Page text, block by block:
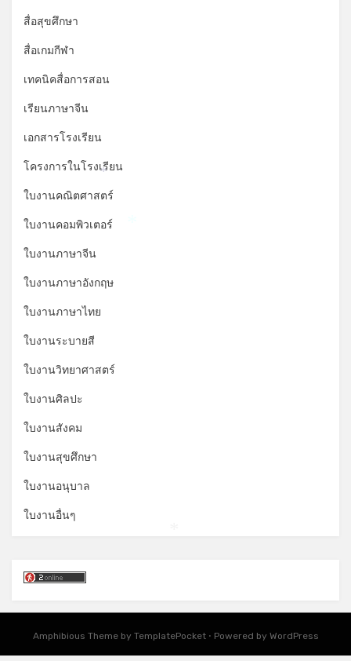
สื่อสุขศึกษา
สื่อเกมกีฬา
เทคนิคสื่อการสอน
เรียนภาษาจีน
เอกสารโรงเรียน
โครงการในโรงเรียน
ใบงานคณิตศาสตร์
ใบงานคอมพิวเตอร์
ใบงานภาษาจีน
ใบงานภาษาอังกฤษ
ใบงานภาษาไทย
ใบงานระบายสี
ใบงานวิทยาศาสตร์
ใบงานศิลปะ
ใบงานสังคม
ใบงานสุขศึกษา
ใบงานอนุบาล
ใบงานอื่นๆ
Amphibious Theme by TemplatePocket ⋅ Powered by WordPress